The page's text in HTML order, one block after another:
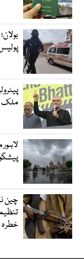
ملک بھر میں
چین
خطرہ